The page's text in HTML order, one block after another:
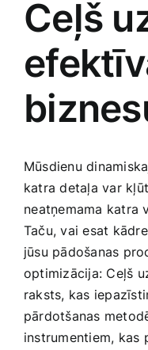
Medicīnas preces
Mobilie telefoni,
Pakalpojumi
Pārtikas preces
Preces birojam
Preces
Rotaļlietas, bērnu
Ceļš
Mūsdienu
katra detaļa var
⁣neatņemama katra
Taču, vai​ esat
jūsu pādošanas
optimizācija: Ceļš
raksts, kas
pārdotšanas
instrumentiem, kas